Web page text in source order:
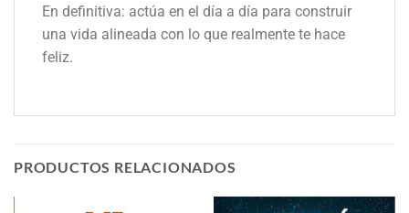
En definitiva: actúa en el día a día para construir
una vida alineada con lo que realmente te hace
feliz.
PRODUCTOS RELACIONADOS